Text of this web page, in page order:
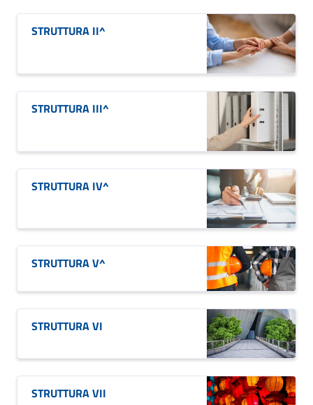
STRUTTURA II^
STRUTTURA III^
STRUTTURA IV^
STRUTTURA V^
STRUTTURA VI
STRUTTURA VII